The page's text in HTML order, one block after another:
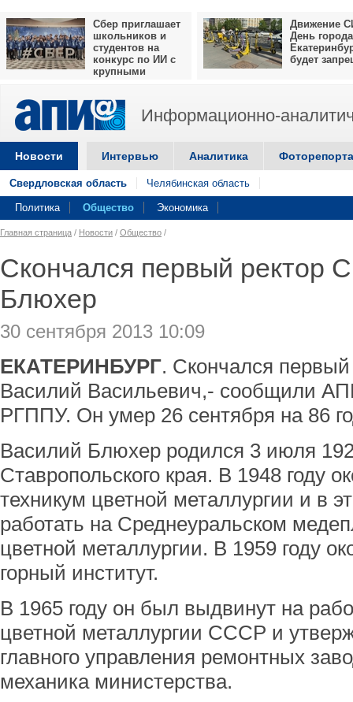
Сбер приглашает
школьников и
студентов на
конкурс по ИИ с
крупными
Движение
День города
будет
Информационно-
Новости Интервью Аналитика
Свердловская область Челябинская область
Политика Общество Экономика
Главная страница / Новости / Общество /
Скончался первый ректор
Блюхер
30 сентября 2013 10:09
ЕКАТЕРИНБУРГ. Скончался
Василий Васильевич,- сообщили
РГППУ. Он умер 26 сентября на 86
Василий Блюхер родился 3 июля
Ставропольского края. В 1948 году
техникум цветной металлургии и в
работать на Среднеуральском
цветной металлургии. В 1959 году
горный институт.
В 1965 году он был выдвинут на
цветной металлургии СССР и
главного управления ремонтных
механика министерства.